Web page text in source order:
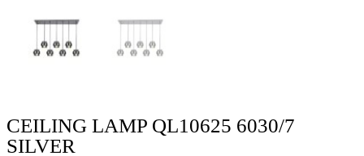
CEILING LAMP QL10625 6030/7
SILVER